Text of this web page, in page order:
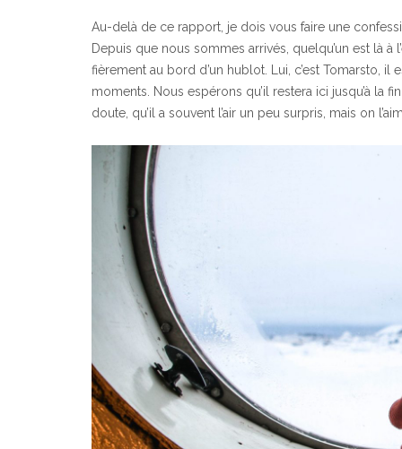
Au-delà de ce rapport, je dois vous faire une
Depuis que nous sommes arrivés, quelqu’un est là
fièrement au bord d’un hublot. Lui, c’est Tomarsto,
moments. Nous espérons qu’il restera ici jusqu’à la
doute, qu’il a souvent l’air un peu surpris, mais on